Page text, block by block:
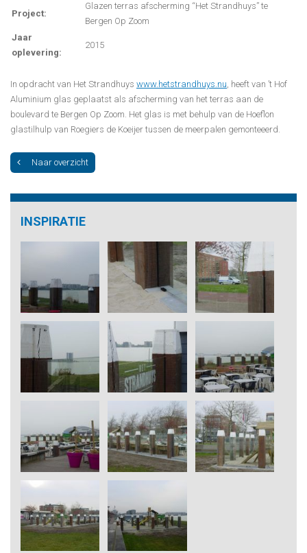
Project:
Glazen terras afscherming “Het Strandhuys” te
Bergen Op Zoom
Jaar
oplevering:
2015
In opdracht van Het Strandhuys www.hetstrandhuys.nu, heeft van ’t Hof
Aluminium glas geplaatst als afscherming van het terras aan de
boulevard te Bergen Op Zoom. Het glas is met behulp van de Hoeflon
glastilhulp van Roegiers de Koeijer tussen de meerpalen gemonteeerd.
Naar overzicht
INSPIRATIE